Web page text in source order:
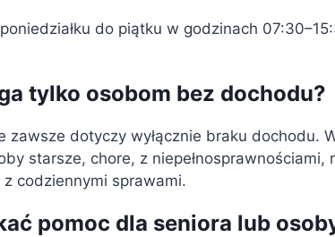
do piątku w godzinach
tylko osobom bez dochodu?
zawsze dotyczy wyłącznie braku dochodu.
starsze, chore, z
codziennymi sprawami.
pomoc dla seniora lub